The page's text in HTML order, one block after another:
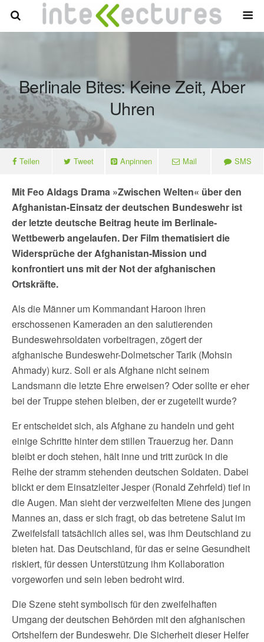
Berlinale Bites: Keine Zeit, Aber
Uhren
Teilen Tweet Anpinnen Mail SMS
Mit Feo Aldags Drama »Zwischen Welten« über den
Afghanistan-Einsatz der deutschen Bundeswehr ist
der letzte deutsche Beitrag heute im Berlinale-
Wettbewerb angelaufen. Der Film thematisiert die
Widersprüche der Afghanistan-Mission und
konfrontiert uns mit der Not der afghanischen
Ortskräfte.
Als die Männer um Kommandant Haroon ihren
erschossenen Kameraden an den salutierenden
Bundeswehrsoldaten vorbeitragen, zögert der
afghanische Bundeswehr-Dolmetscher Tarik (Mohsin
Ahmady) kurz. Soll er als Afghane nicht seinem
Landsmann die letzte Ehre erweisen? Oder sollte er eher
bei der Truppe stehen bleiben, der er zugeteilt wurde?
Er entscheidet sich, als Afghane zu handeln und geht
einige Schritte hinter dem stillen Trauerzug her. Dann
bleibt er doch stehen, hält inne und tritt zurück in die
Reihe der stramm stehenden deutschen Soldaten. Dabei
blickt er dem Einsatzleiter Jesper (Ronald Zehrfeld) tief in
die Augen. Man sieht der verzweifelten Miene des jungen
Mannes an, dass er sich fragt, ob das betretene Salut im
Zweifelsfall tatsächlich alles sei, was ihm Deutschland zu
bieten hat. Das Deutschland, für das er seine Gesundheit
riskiert, für dessen Unterstützung ihm Kollaboration
vorgeworfen und sein leben bedroht wird.
Die Szene steht symbolisch für den zweifelhaften
Umgang der deutschen Behörden mit den afghanischen
Ortshelfern der Bundeswehr. Die Sicherheit dieser Helfer